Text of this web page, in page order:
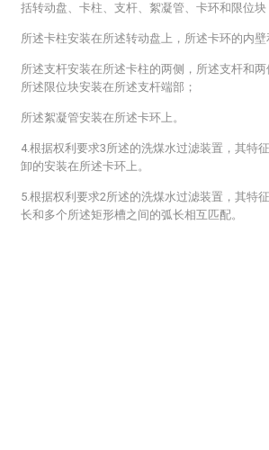
括转动盘、卡柱、支杆、絮凝管、卡环和限位块
所述卡柱安装在所述转动盘上，所述卡环的内壁
所述支杆安装在所述卡柱的两侧，所述支杆和两
所述限位块安装在所述支杆端部；
所述絮凝管安装在所述卡环上。
4.根据权利要求3所述的洗煤水过滤装置，其特
卸的安装在所述卡环上。
5.根据权利要求2所述的洗煤水过滤装置，其特
长和多个所述矩形槽之间的弧长相互匹配。